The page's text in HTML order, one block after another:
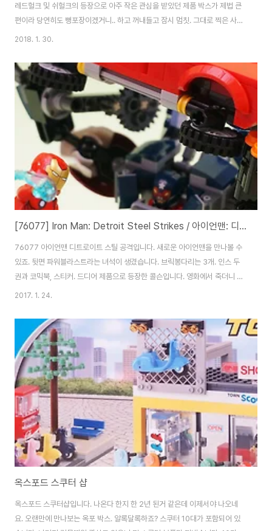
레드헐크 및 쉬헐크의 등장으로 아주 작은 관심을 받았던 제품 박스가 제법 큰
편이라 당연히도 뻥포장이겠거니.. 하고 꺼내들고 잠시 멈칫. 그대로 찍은 사진
입니다. 빈 공간 없이 내용물이 가득찬 상태로 나오더군요. 물론 헐크나 타이어
은건 아니죠. 375pcs, 4개의 봉다리로 이루어져 있습니다. 부피의 1/3쯤 차
지할 것 같은 큰 녀석들. 인스 두권과 히어로물의 단골 코믹북. 스티커가 제법
많은 편입니다. 저는 사용하지 않았습니다. 제대로 사나운 느낌의 레드 헐크입
니다. 초기 헐크 형태네요. (자세한 이야기는 후반에) 레드헐크는 헐크와 거의
동일한 모양..
2018. 1. 30.
[76077] Iron Man: Detroit Steel Strikes / 아이언맨: 디트로이트 스틸 공격
76077 아이언맨 디트로이트 스틸 공격입니다. 새로운 아이언맨을 만나볼 수
있죠. 뒷면 파워블라스트라는 녀석이 생겼습니다. 브릭봉다리는 3개. 인스 두
권과 코믹북, 스티커. 드디어 제품으로 등장한 콜슨입니다. 영화에서 죽더니 드
라마로 부활해서 종횡무진하고 있죠. 그러고보니 쉴드 시즌 4를 아직 못 봤네
드로리안처럼 하늘을 나는 기술이 있죠. ^^ 로라(롤라) 이름은 프린팅이네요!
로라(롤라) 완성입니다. 배트맨 무비 차량들 만들다 이걸 잡으니 참... 뭐라 할
말이 읍눼... 이 녀석은 1962 코벳이라는 클래식카의 외형을 하고 있지만.. 내
부에는 첨단기술을 자랑하는..콜슨의 애마 로라(롤라)입니다. 콜슨이 상당히 아
끼는 ..
2017. 1. 24.
옥스포드 스쿠터 샵
옥스포드 스쿠터샵입니다. 나온다 한지 한 2년 된거 같은데 이제서야 나오네
요. 오랜만에 만나보는 옥포 박스. 알록달록하죠? 스쿠터 10대가 포함되어 있